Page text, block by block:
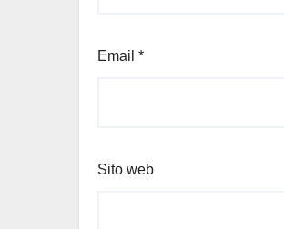
Email *
Sito web